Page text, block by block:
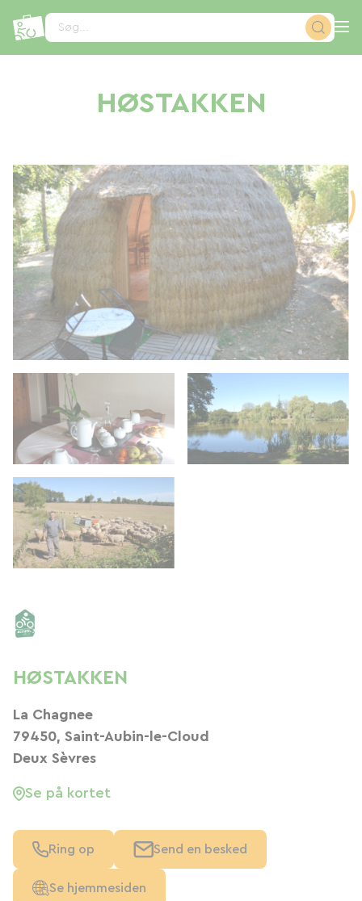
Søg...
HØSTAKKEN
HØSTAKKEN
La Chagnee
79450, Saint-Aubin-le-Cloud
Deux Sèvres
Se på kortet
Ring op Send en besked
Se hjemmesiden
CCookie-styringspanel